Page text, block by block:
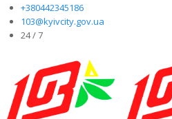
+380442345186
103@kyivcity.gov.ua
24 / 7